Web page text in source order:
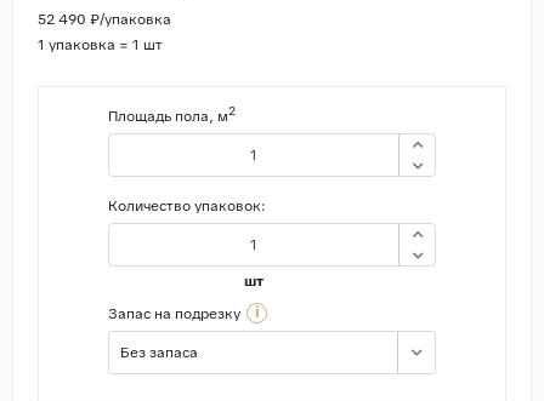
52 490 ₽/упаковка
1 упаковка = 1 шт
Площадь пола, м2
Количество упаковок:
шт
Запас на подрезку
i
Без запаса